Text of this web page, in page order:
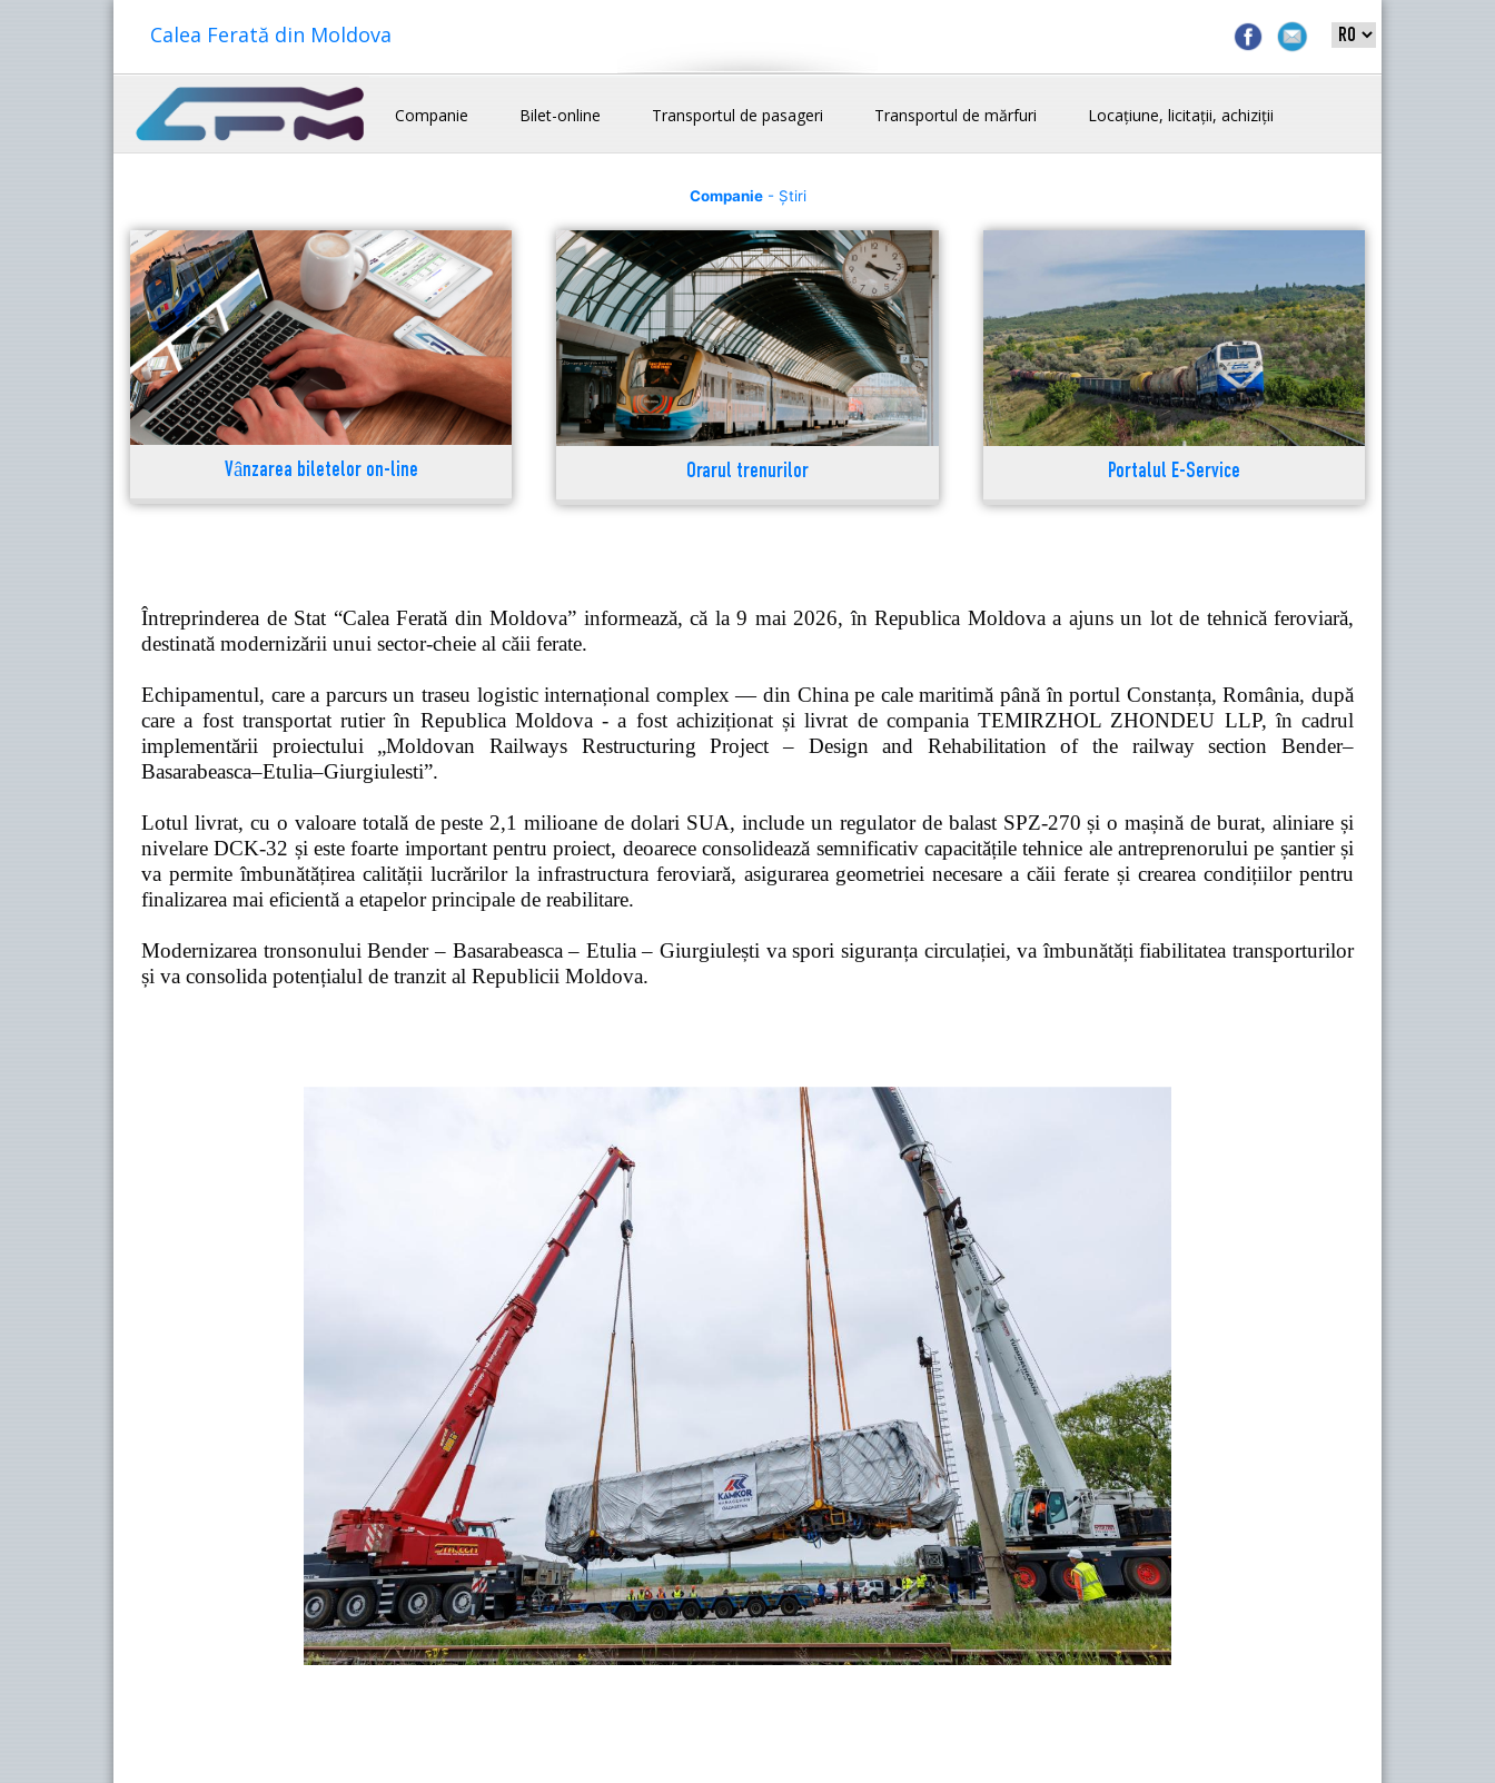
Calea Ferată din Moldova
Companie Bilet-online Transportul de pasageri Transportul de mărfuri Locațiune, licitații, achiziții
Companie- Știri
Vânzarea biletelor on-line Orarul trenurilor Portalul E-Service
Întreprinderea de Stat “Calea Ferată din Moldova” informează, că la 9 mai 2026, în Republica Moldova a ajuns un lot de tehnică feroviară,
destinată modernizării unui sector-cheie al căii ferate.
Echipamentul, care a parcurs un traseu logistic internațional complex — din China pe cale maritimă până în portul Constanța, România, după
care a fost transportat rutier în Republica Moldova - a fost achiziționat și livrat de compania TEMIRZHOL ZHONDEU LLP, în cadrul
implementării proiectului „Moldovan Railways Restructuring Project – Design and Rehabilitation of the railway section Bender–
Basarabeasca–Etulia–Giurgiulesti”.
Lotul livrat, cu o valoare totală de peste 2,1 milioane de dolari SUA, include un regulator de balast SPZ-270 și o mașină de burat, aliniare și
nivelare DCK-32 și este foarte important pentru proiect, deoarece consolidează semnificativ capacitățile tehnice ale antreprenorului pe șantier și
va permite îmbunătățirea calității lucrărilor la infrastructura feroviară, asigurarea geometriei necesare a căii ferate și crearea condițiilor pentru
finalizarea mai eficientă a etapelor principale de reabilitare.
Modernizarea tronsonului Bender – Basarabeasca – Etulia – Giurgiulești va spori siguranța circulației, va îmbunătăți fiabilitatea transporturilor
și va consolida potențialul de tranzit al Republicii Moldova.